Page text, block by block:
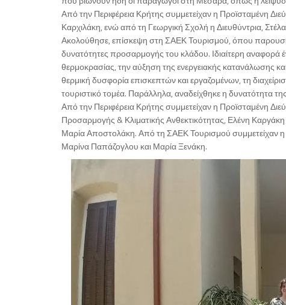
Από την Περιφέρεια Κρήτης συμμετείχαν η Προϊσταμένη
Καρχιλάκη, ενώ από τη Γεωργική Σχολή η Διευθύντρια,
Ακολούθησε, επίσκεψη στη ΣΑΕΚ Τουρισμού, όπου
δυνατότητες προσαρμογής του κλάδου. Ιδιαίτερη αναφορά
θερμοκρασίας, την αύξηση της ενεργειακής κατανάλωσης
θερμική δυσφορία επισκεπτών και εργαζομένων, τη
τουριστικό τομέα. Παράλληλα, αναδείχθηκε η δυνατότητα
Από την Περιφέρεια Κρήτης συμμετείχαν η Προϊσταμένη
Προσαρμογής & Κλιματικής Ανθεκτικότητας, Ελένη
Μαρία Αποστολάκη. Από τη ΣΑΕΚ Τουρισμού συμμετείχαν η
Μαρίνα Παπάζογλου και Μαρία Ξενάκη.